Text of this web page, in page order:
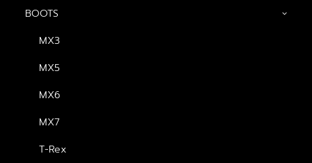
BOOTS
MX3
MX5
MX6
MX7
T-Rex
Blog
PRODUCTS
FULL FACE
OPEN FACE